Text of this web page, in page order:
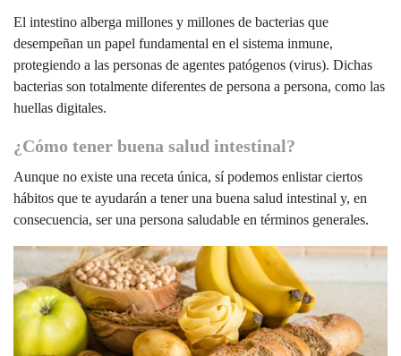
El intestino alberga millones y millones de bacterias que
desempeñan un papel fundamental en el sistema inmune,
protegiendo a las personas de agentes patógenos (virus). Dichas
bacterias son totalmente diferentes de persona a persona, como las
huellas digitales.
¿Cómo tener buena salud intestinal?
Aunque no existe una receta única, sí podemos enlistar ciertos
hábitos que te ayudarán a tener una buena salud intestinal y, en
consecuencia, ser una persona saludable en términos generales.